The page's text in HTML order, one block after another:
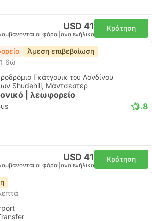
USD 41
οι φόροι ανα ενήλικα
Κράτηση
Άμεση επιβεβαίωση
6ώ
Γκάτγουικ του Λονδίνου
Shudehill, Μάντσεστερ
| λεωφορείο
3.8
USD 41
οι φόροι ανα ενήλικα
Κράτηση